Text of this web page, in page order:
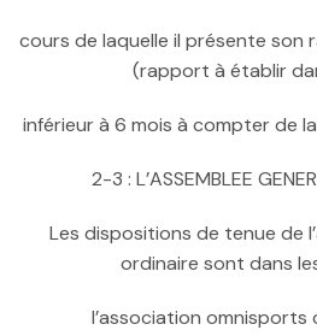
cours de laquelle il présente son
(rapport à établir
inférieur à 6 mois à compter de
2-3 : L’ASSEMBLEE
Les dispositions de tenue de
ordinaire sont dans
l’association omnisports